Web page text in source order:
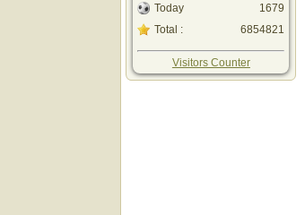
Today
Total :
1679
6854821
Visitors Counter